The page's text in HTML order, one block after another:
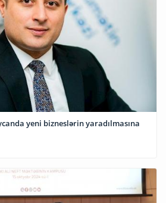
yeni bizneslərin yaradılmasına